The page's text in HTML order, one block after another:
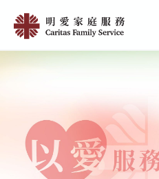
main
content
明
香
仔
綜
合
家